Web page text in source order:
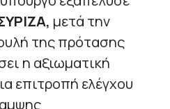
μετά την
της πρότασης
η αξιωματική
επιτροπή ελέγχου